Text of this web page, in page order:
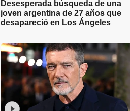
Desesperada búsqueda de una
joven argentina de 27 años que
desapareció en Los Ángeles